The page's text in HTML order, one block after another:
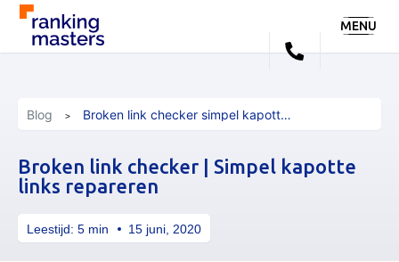
MENU
Blog Broken link checker simpel kapotte links repareren
Leestijd: 5 min 15 juni, 2020
Broken link checker | Simpel kapotte
links repareren